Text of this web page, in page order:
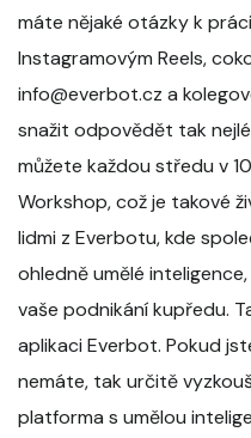
máte nějaké otázky k
Instagramovým Reels,
info@everbot.cz a
snažit odpovědět tak
můžete každou středu v
Workshop, což je takové
lidmi z Everbotu, kde
ohledně umělé
vaše podnikání kupředu.
aplikaci Everbot. Pokud
nemáte, tak určitě
platforma s umělou